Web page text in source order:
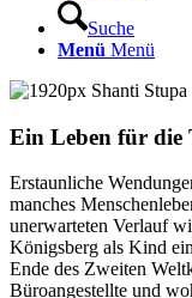
Suche
Menü Menü
Ein Leben für die
Erstaunliche
manches
unerwarteten Verlauf
Königsberg als Kind
Ende des Zweiten
Büroangestellte und